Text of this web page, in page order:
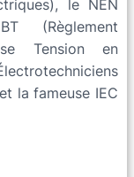
le NEN
(Règlement
Tension en
la fameuse IEC